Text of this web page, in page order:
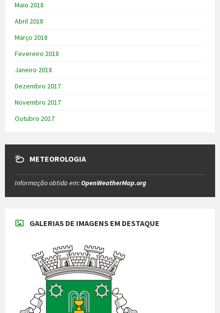
Maio 2018
Abril 2018
Março 2018
Fevereiro 2018
Janeiro 2018
Dezembro 2017
Novembro 2017
Outubro 2017
METEOROLOGIA
Informação obtida em:OpenWeatherMap.org
GALERIAS DE IMAGENS EM DESTAQUE